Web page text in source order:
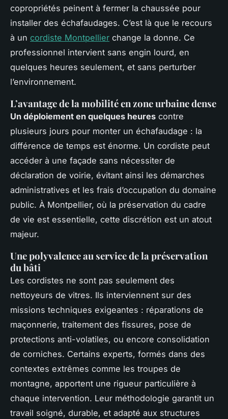
copropriétés peinent à fermer la chaussée pour
installer des échafaudages. C’est là que le recours
à un cordiste Montpellier change la donne. Ce
professionnel intervient sans engin lourd, en
quelques heures seulement, et sans perturber
l’environnement.
L’avantage de la mobilité en zone urbaine dense
Un déploiement en quelques heures contre
plusieurs jours pour monter un échafaudage : la
différence de temps est énorme. Un cordiste peut
accéder à une façade sans nécessiter de
déclaration de voirie, évitant ainsi les démarches
administratives et les frais d’occupation du domaine
public. À Montpellier, où la préservation du cadre
de vie est essentielle, cette discrétion est un atout
majeur.
Une polyvalence au service de la préservation
du bâti
Les cordistes ne sont pas seulement des
nettoyeurs de vitres. Ils interviennent sur des
missions techniques exigeantes : réparations de
maçonnerie, traitement des fissures, pose de
protections anti-volatiles, ou encore consolidation
de corniches. Certains experts, formés dans des
contextes extrêmes comme les troupes de
montagne, apportent une rigueur particulière à
chaque intervention. Leur méthodologie garantit un
travail soigné, durable, et adapté aux structures